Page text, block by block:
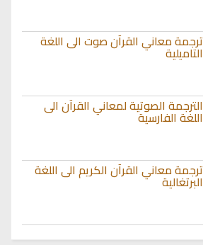
ترجمة معاني القرآن صوت الى اللغة
التاميلية
الترجمة الصوتية لمعاني القرآن الى
اللغة الفارسية
ترجمة معاني القرآن الكريم الى اللغة
البرتغالية